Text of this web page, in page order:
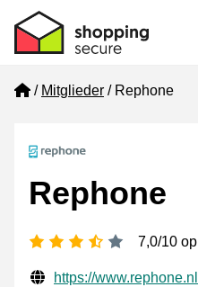
Home
Mitglieder Rephone
Rephone
7,0/10
Geprüfte
Website URL
https://www.rephone.nl